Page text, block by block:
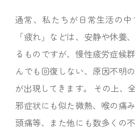
通常、私たちが日常生活の
「疲れ」などは、安静や休養
るものですが、慢性疲労症候
んでも回復しない、原因不明
が出現してきます。 その上、
邪症状にも似た微熱、喉の痛
頭痛等、また他にも数多くの